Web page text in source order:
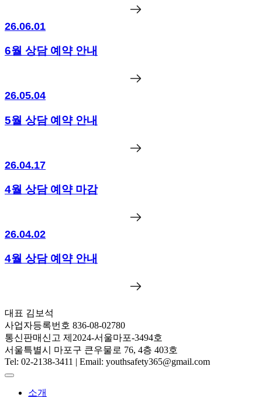
26.06.01
6월 상담 예약 안내
26.05.04
5월 상담 예약 안내
26.04.17
4월 상담 예약 마감
26.04.02
4월 상담 예약 안내
대표 김보석
사업자등록번호 836-08-02780
통신판매신고 제2024-서울마포-3494호
서울특별시 마포구 큰우물로 76, 4층 403호
Tel: 02-2138-3411 | Email: youthsafety365@gmail.com
소개